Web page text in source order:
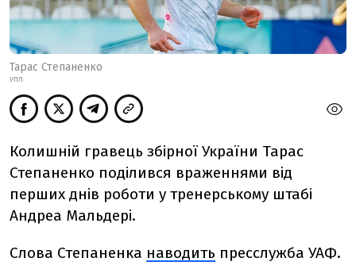
Тарас Степаненко
УПЛ
Колишній гравець збірної України Тарас
Степаненко поділився враженнями від
перших днів роботи у тренерському штабі
Андреа Мальдері.
Слова Степаненка наводить пресслужба УАФ.